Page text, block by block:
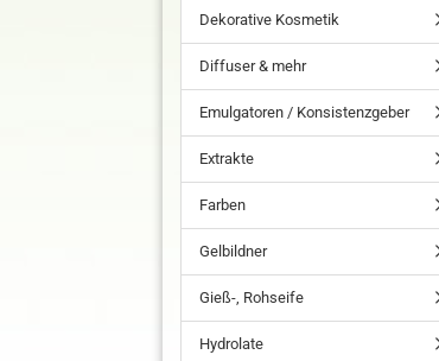
Dekorative Kosmetik
Diffuser & mehr
Emulgatoren / Konsistenzgeber
Extrakte
Farben
Gelbildner
Gieß-, Rohseife
Hydrolate